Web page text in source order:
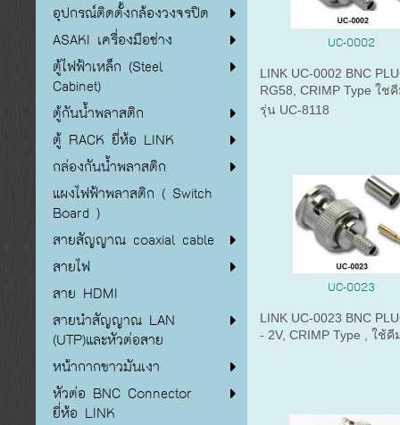
อุปกรณ์ติดตั้งกล้องวงจรปิด
ASAKI เครื่องมือช่าง
ตู้ไฟฟ้าเหล็ก (Steel
Cabinet)
ตู้กันน้ำพลาสติก
ตู้ RACK ยี่ห้อ LINK
กล่องกันน้ำพลาสติก
แผงไฟฟ้าพลาสติก ( Switch
Board )
สายสัญญาณ coaxial cable
สายไฟ
สาย HDMI
สายนำสัญญาณ LAN
(UTP)และหัวต่อสาย
หน้ากากขาวมันเงา
หัวต่อ BNC Connector
ยี่ห้อ LINK
UC-0002
LINK UC-0002 BNC
RG58, CRIMP Type ใช
รุ่น UC-8118
UC-0023
LINK UC-0023 BNC
- 2V, CRIMP Type , ใช้คี